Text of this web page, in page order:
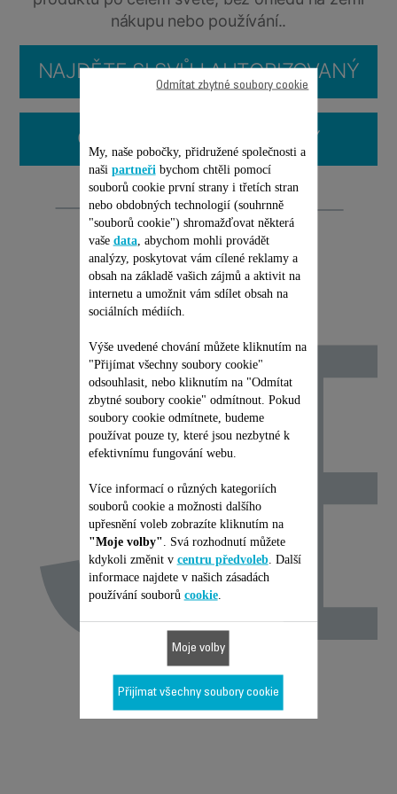
nákupu nebo používání..
NAJDĚTE SI SVŮJ AUTORIZOVANÝ
SERVIS
ČASTO KLADENÉ OTÁZKY
Opravitelnost
My, naše pobočky, přidružené společnosti a
naši partneři bychom chtěli pomocí
souborů cookie první strany i třetích stran
nebo obdobných technologií (souhrnně
"souborů cookie") shromažďovat některá
vaše data, abychom mohli provádět
analýzy, poskytovat vám cílené reklamy a
obsah na základě vašich zájmů a aktivit na
internetu a umožnit vám sdílet obsah na
sociálních médiích.
Výše uvedené chování můžete kliknutím na
"Přijímat všechny soubory cookie"
odsouhlasit, nebo kliknutím na "Odmítat
zbytné soubory cookie" odmítnout. Pokud
soubory cookie odmítnete, budeme
používat pouze ty, které jsou nezbytné k
efektivnímu fungování webu.
Více informací o různých kategoriích
souborů cookie a možnosti dalšího
upřesnění voleb zobrazíte kliknutím na
"Moje volby" . Svá rozhodnutí můžete
kdykoli změnit v centru předvoleb. Další
informace najdete v našich zásadách
používání souborů cookie.
Odmítat zbytné soubory cookie
Moje volby
Přijímat všechny soubory cookie